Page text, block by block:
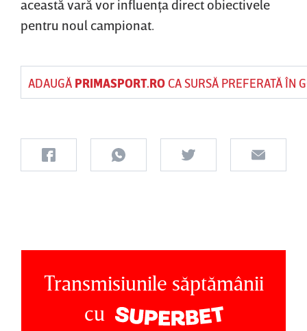
această vară vor influenţa direct obiectivele
pentru noul campionat.
ADAUGĂ PRIMASPORT.ROCA SURSĂ PREFERATĂ ÎN
Transmisiunile săptămânii
cu